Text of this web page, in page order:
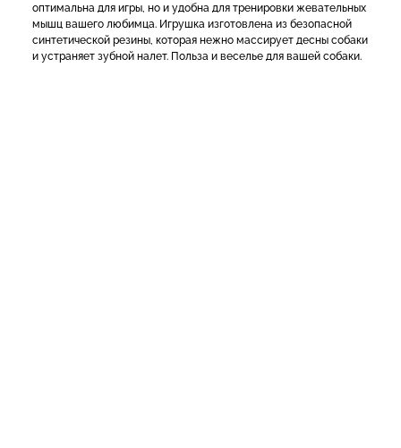
оптимальна для игры, но и удобна для тренировки жевательных
мышц вашего любимца. Игрушка изготовлена из безопасной
синтетической резины, которая нежно массирует десны собаки
и устраняет зубной налет. Польза и веселье для вашей собаки.